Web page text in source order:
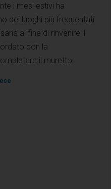
i mesi estivi ha
dei luoghi più frequentati
al fine di rinvenire il
con la
il muretto.